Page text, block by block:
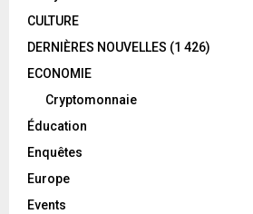
CULTURE
DERNIÈRES NOUVELLES (1 426)
ECONOMIE
Cryptomonnaie
Éducation
Enquêtes
Europe
Events